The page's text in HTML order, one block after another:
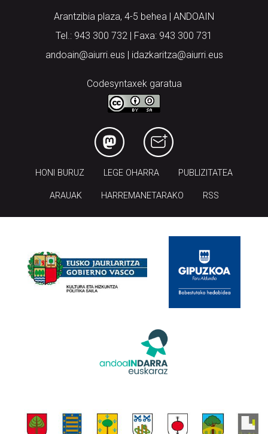
Arantzibia plaza, 4-5 behea | ANDOAIN
Tel.: 943 300 732 | Faxa: 943 300 731
andoain@aiurri.eus | idazkaritza@aiurri.eus
Codesyntaxek garatua
HONI BURUZ LEGE OHARRA PUBLIZITATEA
ARAUAK HARREMANETARAKO RSS